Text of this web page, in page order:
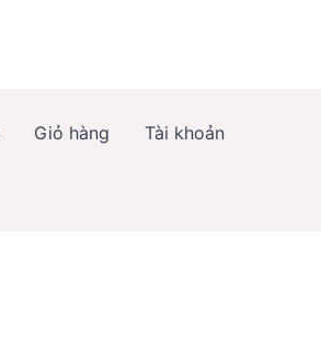
Giỏ hàng Tài khoản